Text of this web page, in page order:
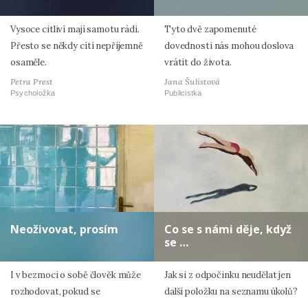
Vysoce citliví mají samotu rádi.
Přesto se někdy cítí nepříjemně
osaměle.
Petra Prest
Psycholožka
Tyto dvě zapomenuté
dovednosti nás mohou doslova
vrátit do života.
Jana Šulistová
Publicistka
Neoživovat, prosím
I v bezmoci o sobě člověk může
rozhodovat, pokud se
Co se s námi děje, když
se …
Jak si z odpočinku neudělat jen
další položku na seznamu úkolů?